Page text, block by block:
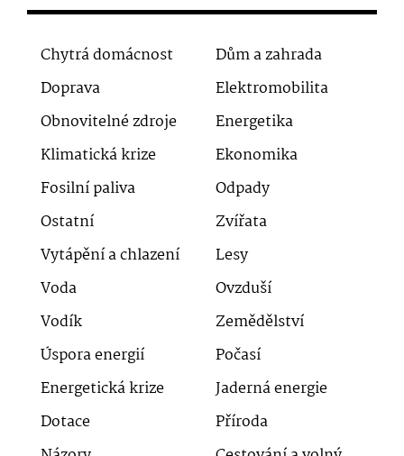
Chytrá domácnost
Dům a zahrada
Doprava
Elektromobilita
Obnovitelné zdroje
Energetika
Klimatická krize
Ekonomika
Fosilní paliva
Odpady
Ostatní
Zvířata
Vytápění a chlazení
Lesy
Voda
Ovzduší
Vodík
Zemědělství
Úspora energií
Počasí
Energetická krize
Jaderná energie
Dotace
Příroda